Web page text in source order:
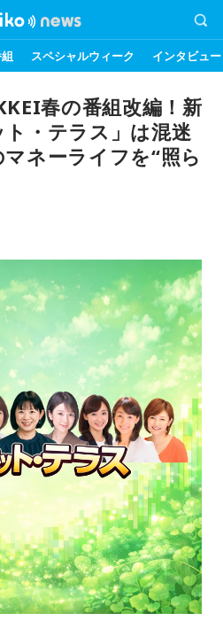
スペシャルウィーク インタビュー
春の番組改編！新
・テラス」は混迷
ネーライフを“照ら